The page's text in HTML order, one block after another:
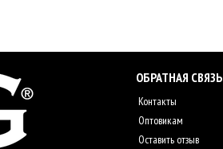
ОБРАТНАЯ СВЯЗЬ
Контакты
Оптовикам
Оставить отзыв